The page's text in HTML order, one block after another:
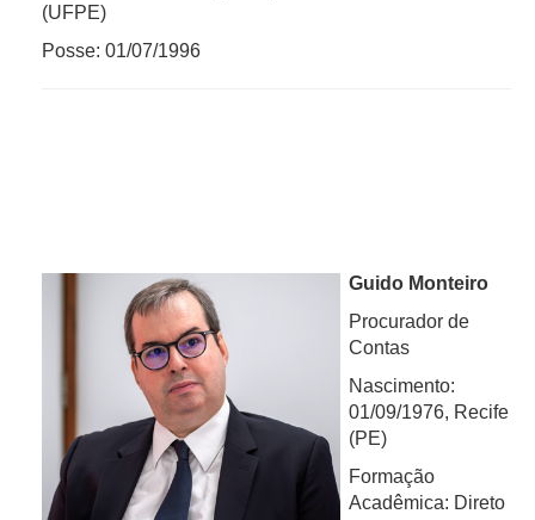
(UFPE)
Posse: 01/07/1996
Guido Monteiro
Procurador de
Contas
Nascimento:
01/09/1976, Recife
(PE)
Formação
Acadêmica: Direto